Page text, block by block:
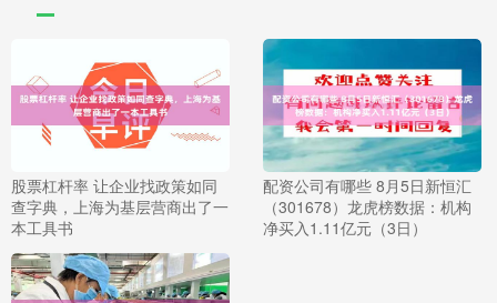
股票杠杆率 让企业找政策如同
查字典，上海为基层营商出了一
本工具书
配资公司有哪些 8月5日新恒汇
（301678）龙虎榜数据：机构
净买入1.11亿元（3日）